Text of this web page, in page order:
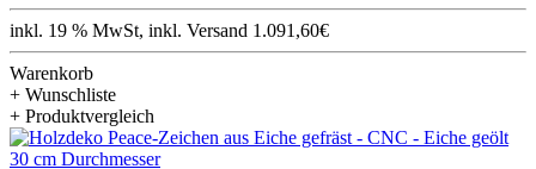
inkl. 19 % MwSt, inkl. Versand 1.091,60€
Warenkorb
+ Wunschliste
+ Produktvergleich